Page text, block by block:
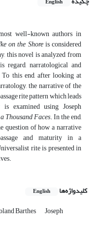
English
well-known authors in
on the Shoreis considered
this novel is analyzed from
regard, narratological and
this end, after looking at
the narrative of the
rite pattern which leads
examined using Joseph
Thousand Faces. In the end,
question of how a narrative
and maturity in a
rite is presented in
کلیدواژه‌ها English
Barthes Joseph